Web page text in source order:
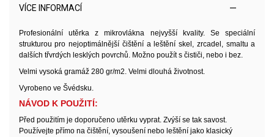
VÍCE INFORMACÍ
Profesionální utěrka z mikrovlákna nejvyšší kvality. Se speciální
strukturou pro nejoptimálnější čištění a leštění skel, zrcadel, smaltu a
dalších třvrdých lesklých povrchů. Možno použít s čističi, nebo i bez.
Velmi vysoká gramáž 280 gr/m2. Velmi dlouhá životnost.
Vyrobeno ve Švédsku.
NÁVOD K POUŽITÍ:
Před použitím je doporučeno utěrku vyprat. Zvýší se tak savost.
Používejte přímo na čištění, vysoušení nebo leštění jako klasický